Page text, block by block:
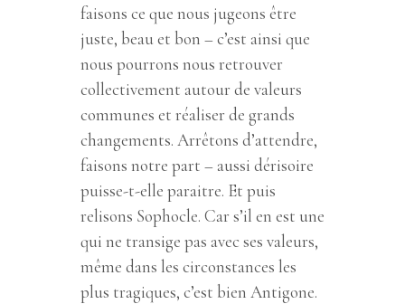
faisons ce que nous jugeons être
juste, beau et bon – c’est ainsi que
nous pourrons nous retrouver
collectivement autour de valeurs
communes et réaliser de grands
changements. Arrêtons d’attendre,
faisons notre part – aussi dérisoire
puisse-t-elle paraitre. Et puis
relisons Sophocle. Car s’il en est une
qui ne transige pas avec ses valeurs,
même dans les circonstances les
plus tragiques, c’est bien Antigone.